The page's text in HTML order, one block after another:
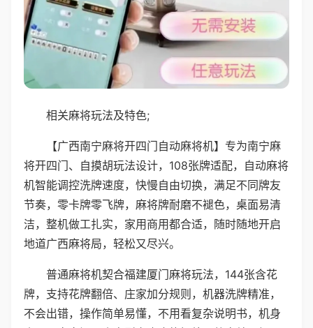
相关麻将玩法及特色;
【广西南宁麻将开四门自动麻将机】专为南宁麻
将开四门、自摸胡玩法设计，108张牌适配，自动麻将
机智能调控洗牌速度，快慢自由切换，满足不同牌友
节奏，零卡牌零飞牌，麻将牌耐磨不褪色，桌面易清
洁，整机做工扎实，家用商用都合适，随时随地开启
地道广西麻将局，轻松又尽兴。
普通麻将机契合福建厦门麻将玩法，144张含花
牌，支持花牌翻倍、庄家加分规则，机器洗牌精准，
不会出错，操作简单易懂，不用看复杂说明书，机身